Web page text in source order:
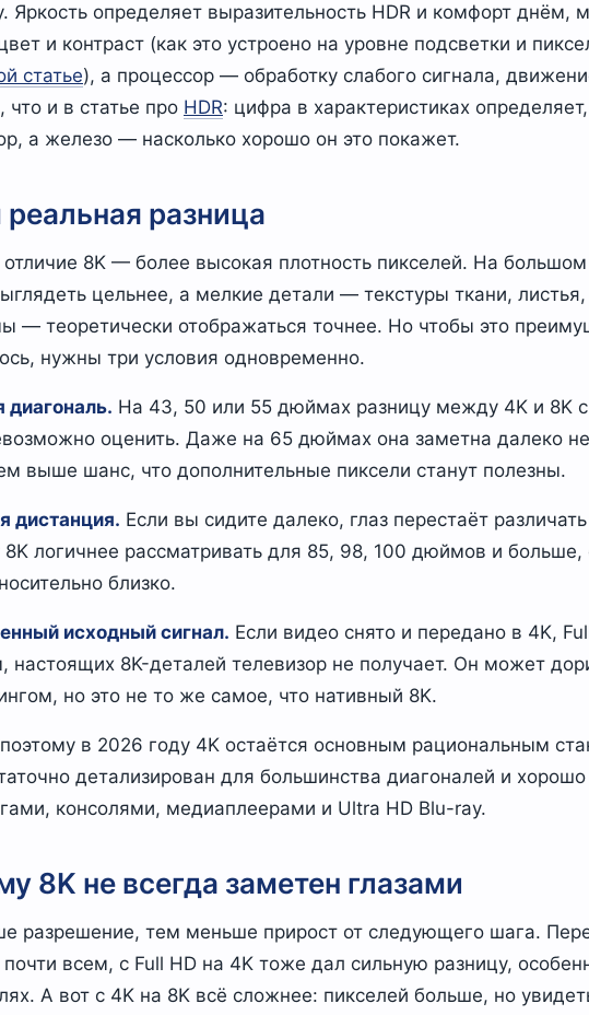
Яркость определяет выразительность HDR и комфорт днём,
и контраст (как это устроено на уровне подсветки и
статье), а процессор — обработку слабого сигнала,
что и в статье про HDR: цифра в характеристиках
а железо — насколько хорошо он это покажет.
разница
отличие 8K — более высокая плотность пикселей. На
цельнее, а мелкие детали — текстуры ткани,
— теоретически отображаться точнее. Но чтобы это
нужны три условия одновременно.
диагональ. На 43, 50 или 55 дюймах разницу между 4K и 8K
оценить. Даже на 65 дюймах она заметна далеко
выше шанс, что дополнительные пиксели станут полезны.
дистанция. Если вы сидите далеко, глаз перестаёт
8K логичнее рассматривать для 85, 98, 100 дюймов и больше,
близко.
исходный сигнал. Если видео снято и передано в 4K,
настоящих 8K-деталей телевизор не получает. Он может
но это не то же самое, что нативный 8K.
в 2026 году 4K остаётся основным рациональным
детализирован для большинства диагоналей и
консолями, медиаплеерами и Ultra HD Blu-ray.
8K не всегда заметен глазами
разрешение, тем меньше прирост от следующего шага.
всем, с Full HD на 4K тоже дал сильную разницу,
А вот с 4K на 8K всё сложнее: пикселей больше, но